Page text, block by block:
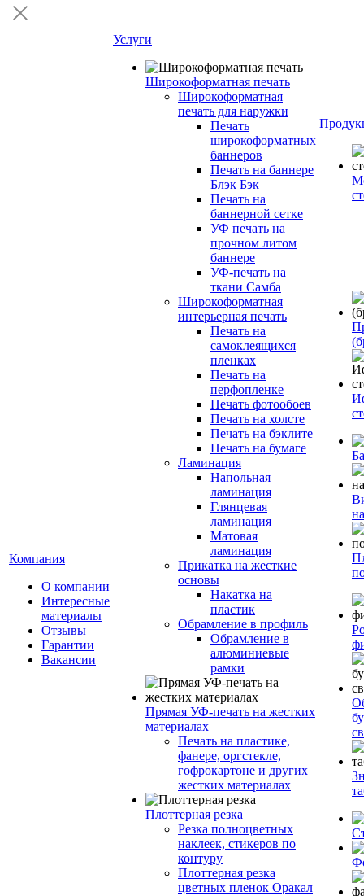
Компания
О компании
Интересные
материалы
Отзывы
Гарантии
Вакансии
Услуги
Широкоформатная печать
Широкоформатная
печать для наружки
Печать
широкоформатных
баннеров
Печать на баннере
Блэк Бэк
Печать на
баннерной сетке
УФ печать на
прочном литом
баннере
УФ-печать на
ткани Самба
Широкоформатная
интерьерная печать
Печать на
самоклеящихся
пленках
Печать на
перфопленке
Печать фотообоев
Печать на холсте
Печать на бэклите
Печать на бумаге
Ламинация
Напольная
ламинация
Глянцевая
ламинация
Матовая
ламинация
Прикатка на жесткие
основы
Накатка на
пластик
Обрамление в профиль
Обрамление в
алюминиевые
рамки
Прямая УФ-печать на жестких
материалах
Печать на пластике,
фанере, оргстекле,
гофрокартоне и других
жестких материалах
Плоттерная резка
Резка полноцветных
наклеек, стикеров по
контуру
Плоттерная резка
цветных пленок Оракал